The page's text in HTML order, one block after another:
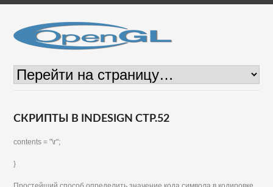
СКРИПТЫ В INDESIGN СТР.52
contents = "\r";
}